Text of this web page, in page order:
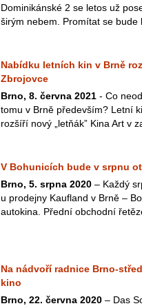
Dominikánské 2 se letos už
širým nebem. Promítat se bude
Nabídku letních kin v Brně
Zbrojovce
Brno, 8. června 2021 - Co
tomu v Brně především? Letní
rozšíří nový „letňák” Kina Art v
V Bohunicích bude v srpnu
Brno, 5. srpna 2020 – Každý
u prodejny Kaufland v Brně –
autokina. Přední obchodní
Na nádvoří radnice Brno-
kino
Brno, 22. června 2020 – Das